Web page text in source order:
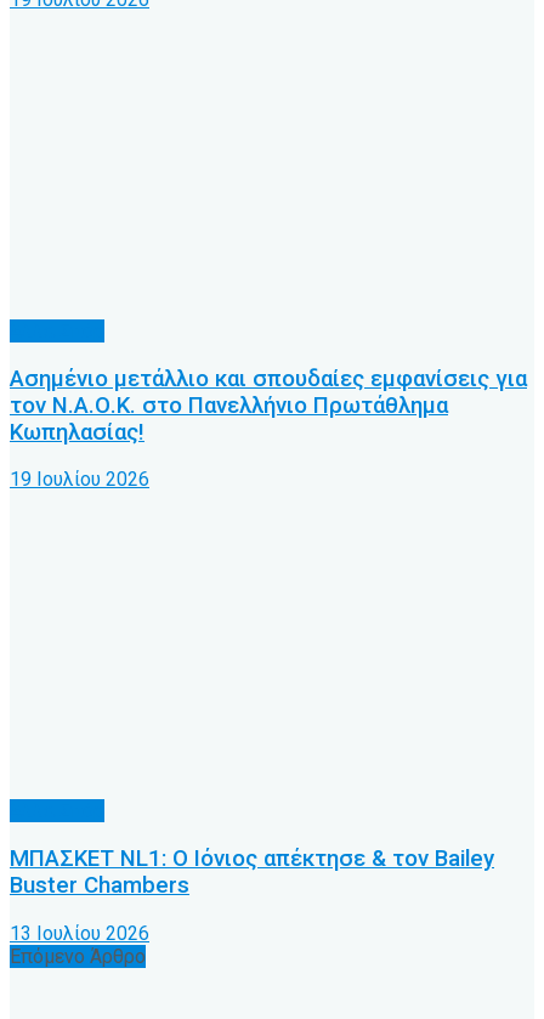
Ασημένιο μετάλλιο και σπουδαίες εμφανίσεις για
τον Ν.Α.Ο.Κ. στο Πανελλήνιο Πρωτάθλημα
Κωπηλασίας!
19 Ιουλίου 2026
ΜΠΑΣΚΕΤ NL1: Ο Ιόνιος απέκτησε & τον Bailey
Buster Chambers
13 Ιουλίου 2026
Επόμενο Άρθρο